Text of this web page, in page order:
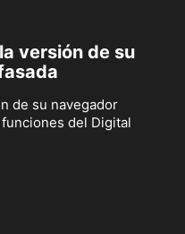
versión de su
de su navegador
del Digital